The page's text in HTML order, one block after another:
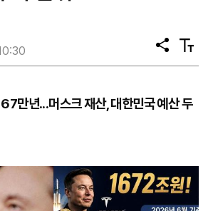
공
유
텍
스
기
만년...머스크 재산, 대한민국 예산 두